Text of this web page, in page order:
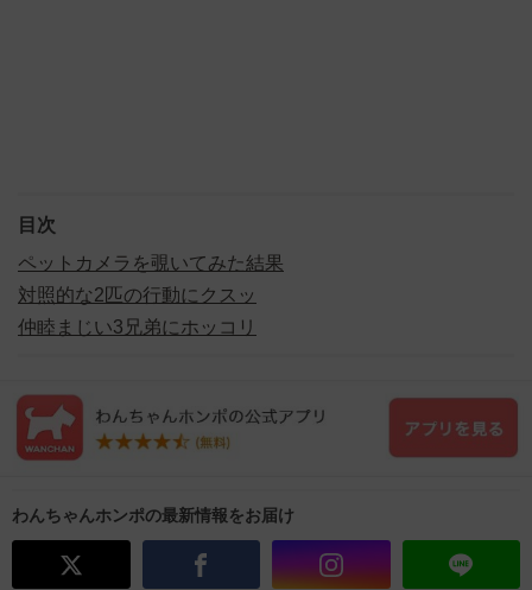
目次
ペットカメラを覗いてみた結果
対照的な2匹の行動にクスッ
仲睦まじい3兄弟にホッコリ
わんちゃんホンポの最新情報をお届け